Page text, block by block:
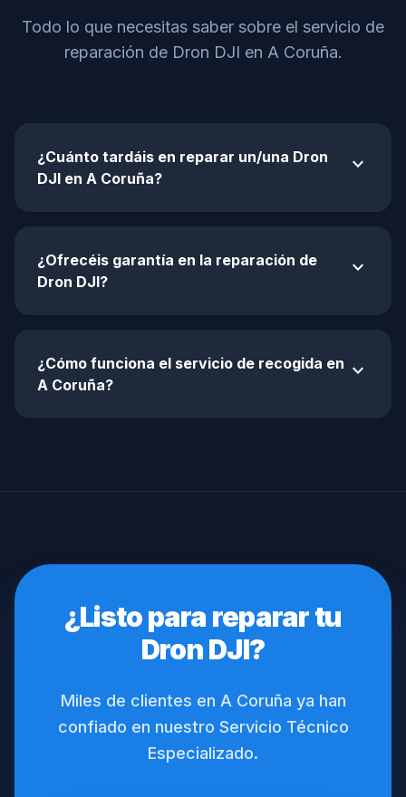
Todo lo que necesitas saber sobre el servicio de
reparación de Dron DJI en A Coruña.
¿Cuánto tardáis en reparar un/una Dron
DJI en A Coruña?
expand_more
¿Ofrecéis garantía en la reparación de
Dron DJI?
expand_more
¿Cómo funciona el servicio de recogida en
A Coruña?
expand_more
¿Listo para reparar tu
Dron DJI?
Miles de clientes en A Coruña ya han
confiado en nuestro Servicio Técnico
Especializado.